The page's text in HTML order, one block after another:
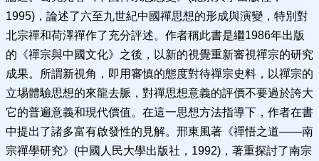
1995)，論述了六至九世紀中國禪思想的形成與演變，特別對
北宗禪和荷澤禪作了充分評述。作者稱此書是繼1986年出版
的《禪宗與中國文化》之後，以新的視覺重新審視禪宗的研究
成果。所謂新視角，即用審慎的態度對待禪宗史料，以禪宗的
立埸體驗思想的來龍去脈，對禪思想意義的評價不要過於誇大
它的普遍意義和現代價值。在這一思想方法指導下，作者在書
中提出了諸多富有啟發性的見解。邢東風著《禪悟之道——南
宗禪學研究》(中國人民大學出版社，1992)，著重探討了南宗